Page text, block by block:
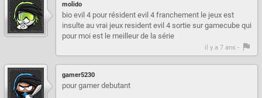
molido
bio evil 4 pour résident evil 4 franchement le jeux est
insulte au vrai jeux resident evil 4 sortie sur gamecube qui
pour moi est le meilleur de la série
il y a 7 ans -
gamer5230
pour gamer debutant